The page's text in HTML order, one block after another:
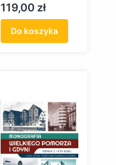
Zachodniego w
pierwszej połowie
XX wieku. Część 3
Cena
119,00 zł
Do koszyka